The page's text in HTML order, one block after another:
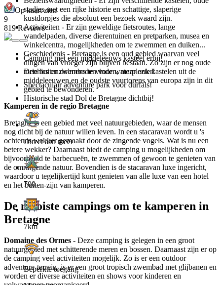
stadjes met een rijke historie en schattige, slaperige
kustdorpjes die absoluut een bezoek waard zijn.
Activiteiten - Er zijn geweldige fietsroutes, lange
wandelpaden, diverse dierentuinen en pretparken, musea en
winkelcentra, mogelijkheden om te zwemmen en duiken...
Geschiedenis - Bretagne is een oud gebied waarvan veel
dingen van vroeger zijn blijven bestaan. Zo zijn er nog oude
menhirs en dolmens te vinden, maar ook kastelen uit de
middeleeuwen en de oudste vuurtorens van europa zijn in dit
gebied te bewonderen.
Kamperen in de regio Bretagne
Bretagne is een gebied met veel natuurgebieden, waar de mensen
nog dicht bij de natuur willen leven. In een stacaravan wordt u 's
ochtends wakker gemaakt door de zingende vogels. Wat is nu een
betere wekker? Daarnaast biedt de camping u mogelijkheden om
bijvoorbeeld te barbecueën, te zwemmen of gewoon te genieten van
de omringende natuur. Bovendien is de stacaravan luxe ingericht,
waardoor u tegelijkertijd kunt genieten van alle luxe van een hotel
en het buiten-zijn van kamperen.
De mooiste campings om te kamperen in
Bretagne
Domaine des Ormes - Deze camping is gelegen in een groot
natuurgebied met schitterende meren en bossen. Daarnaast zijn er op
de camping veel activiteiten mogelijk. Zo is er een outdoor
adventure-terrein, is er een groot tropisch zwembad met glijbanen en
worden er diverse activiteiten en shows voor kinderen en
Op kaart zien
9
819 Reviews
Camping met een middeleeuws kasteel erbij!
Drie buitenzwembaden voor waterplezier!
Spectaculair adventure park voor durfals!
Historische stad Dol de Bretagne dichtbij!
Direct aan meer
700
7km
Beperkte toegang